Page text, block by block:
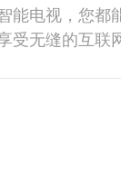
电视，您都
无缝的互联